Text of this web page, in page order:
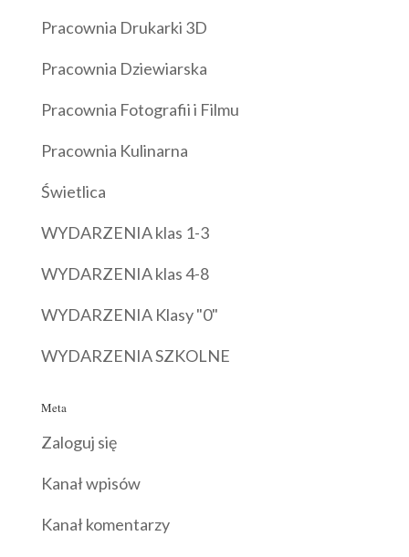
Pracownia Drukarki 3D
Pracownia Dziewiarska
Pracownia Fotografii i Filmu
Pracownia Kulinarna
Świetlica
WYDARZENIA klas 1-3
WYDARZENIA klas 4-8
WYDARZENIA Klasy "0"
WYDARZENIA SZKOLNE
Meta
Zaloguj się
Kanał wpisów
Kanał komentarzy